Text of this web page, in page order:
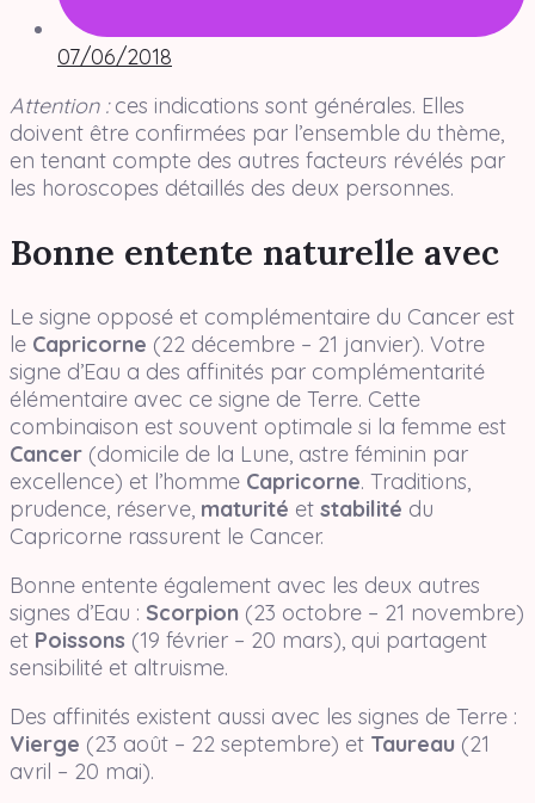
07/06/2018
Attention :ces indications sont générales. Elles
doivent être confirmées par l’ensemble du thème,
en tenant compte des autres facteurs révélés par
les horoscopes détaillés des deux personnes.
Bonne entente naturelle avec
Le signe opposé et complémentaire du Cancer est
le Capricorne (22 décembre – 21 janvier). Votre
signe d’Eau a des affinités par complémentarité
élémentaire avec ce signe de Terre. Cette
combinaison est souvent optimale si la femme est
Cancer (domicile de la Lune, astre féminin par
excellence) et l’homme Capricorne. Traditions,
prudence, réserve, maturité et stabilité du
Capricorne rassurent le Cancer.
Bonne entente également avec les deux autres
signes d’Eau : Scorpion (23 octobre – 21 novembre)
et Poissons (19 février – 20 mars), qui partagent
sensibilité et altruisme.
Des affinités existent aussi avec les signes de Terre :
Vierge (23 août – 22 septembre) et Taureau (21
avril – 20 mai).